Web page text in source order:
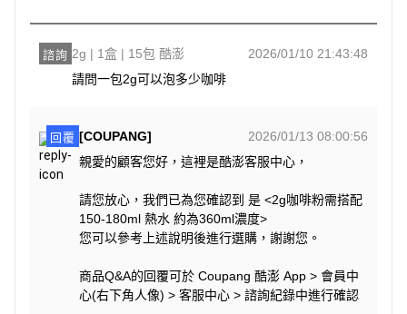
諮詢 2g | 1盒 | 15包 酷澎
2026/01/10 21:43:48
請問一包2g可以泡多少咖啡
回覆 [COUPANG]
2026/01/13 08:00:56
親愛的顧客您好，這裡是酷澎客服中心，
請您放心，我們已為您確認到 是 <2g咖啡粉需搭配
150-180ml 熱水 約為360ml濃度>
您可以參考上述說明後進行選購，謝謝您。
商品Q&A的回覆可於 Coupang 酷澎 App > 會員中
心(右下角人像) > 客服中心 > 諮詢紀錄中進行確認